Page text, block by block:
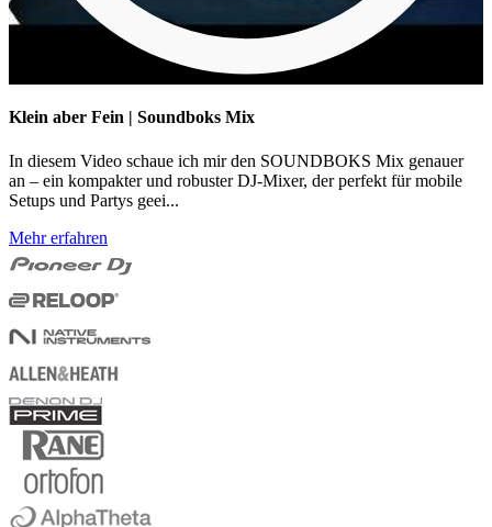
Klein aber Fein | Soundboks Mix
In diesem Video schaue ich mir den SOUNDBOKS Mix genauer
an – ein kompakter und robuster DJ-Mixer, der perfekt für mobile
Setups und Partys geei...
Mehr erfahren